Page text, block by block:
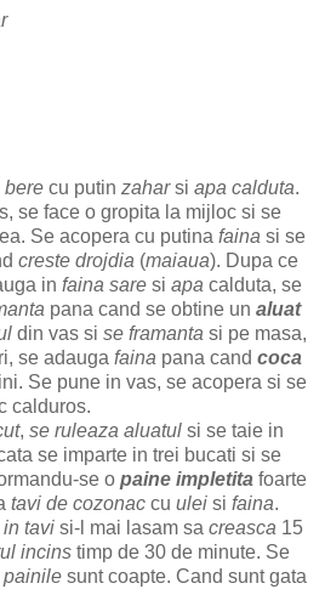
bere cu putin zaharsi apa calduta.
se face o gropita la mijloc si se
Se acopera cu putina faina si se
creste drojdia (maiaua). Dupa ce
in faina sare si apa calduta, se
pana cand se obtine un aluat
din vas si se framanta si pe masa,
se adauga faina pana cand coca
Se pune in vas, se acopera si se
calduros.
, se ruleaza aluatul si se taie in
se imparte in trei bucati si se
se o paine impletita foarte
tavi de cozonac cu ulei si faina.
tavi si-l mai lasam sa creasca 15
incins timp de 30 de minute. Se
painile sunt coapte. Cand sunt gata